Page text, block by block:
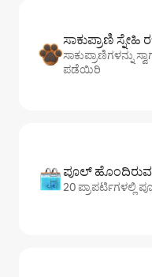
ಸಾಕುಪ್ರಾಣಿ
ಸಾಕುಪ್ರಾಣಿಗಳನ್ನು
ಪಡೆಯಿರಿ
ಪೂಲ್ ಹೊಂದಿರುವ
20 ಪ್ರಾಪರ್ಟಿಗಳಲ್ಲಿ